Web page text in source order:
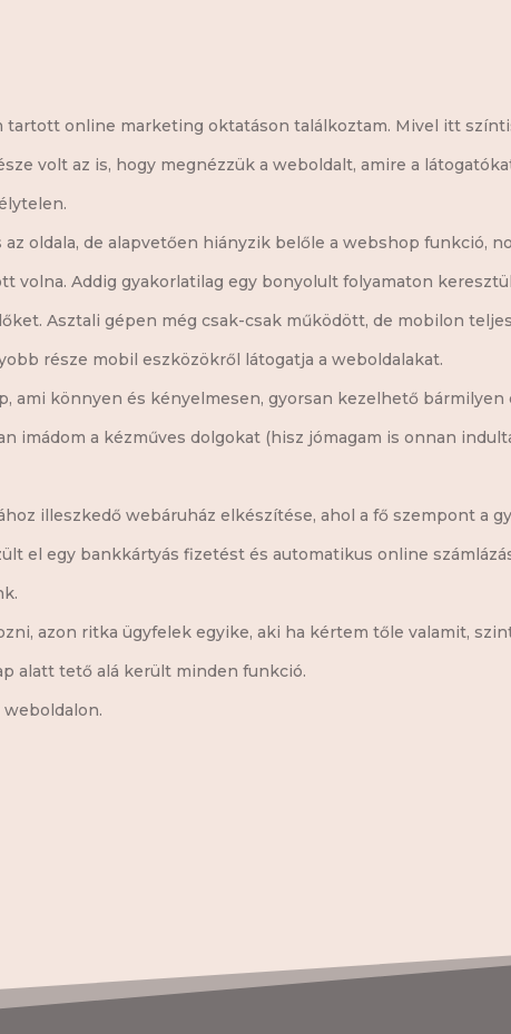
tartott online marketing oktatáson találkoztam. Mivel itt
volt az is, hogy megnézzük a weboldalt, amire a
oldala, de alapvetően hiányzik belőle a webshop funkció,
volna. Addig gyakorlatilag egy bonyolult folyamaton
Asztali gépen még csak-csak működött, de mobilon
része mobil eszközökről látogatja a weboldalakat.
ami könnyen és kényelmesen, gyorsan kezelhető bármilyen
imádom a kézműves dolgokat (hisz jómagam is onnan
illeszkedő webáruház elkészítése, ahol a fő szempont a
el egy bankkártyás fizetést és automatikus online
azon ritka ügyfelek egyike, aki ha kértem tőle valamit,
alatt tető alá került minden funkció.